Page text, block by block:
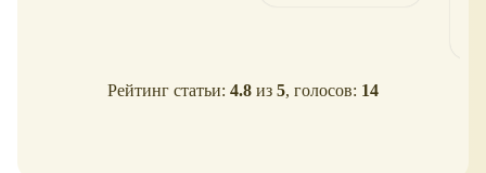
Рейтинг статьи: 4.8 из 5, голосов: 14